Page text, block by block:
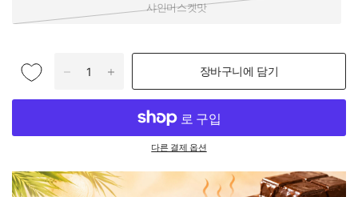
샤인머스켓맛
장바구니에 담기
다른 결제 옵션